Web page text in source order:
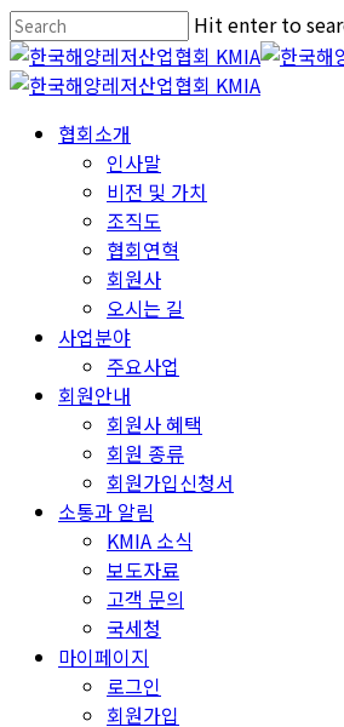
Skip
to
main
Hit enter to
Close
Search
Menu 협회소개
인사말
비전 및 가치
조직도
협회연혁
회원사
오시는 길
사업분야
주요사업
회원안내
회원사 혜택
회원 종류
회원가입신청서
소통과 알림
KMIA 소식
보도자료
고객 문의
국세청
마이페이지
로그인
회원가입